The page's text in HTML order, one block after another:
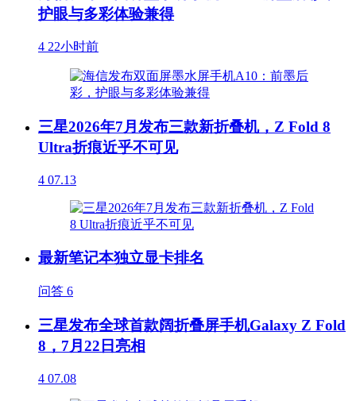
护眼与多彩体验兼得
4 22小时前
三星2026年7月发布三款新折叠机，Z Fold 8
Ultra折痕近乎不可见
4 07.13
最新笔记本独立显卡排名
问答 6
三星发布全球首款阔折叠屏手机Galaxy Z Fold
8，7月22日亮相
4 07.08